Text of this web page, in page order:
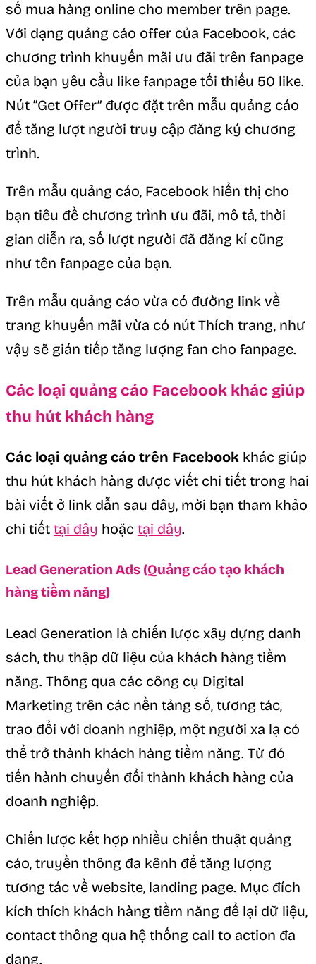
số mua hàng online cho member trên page.
Với dạng quảng cáo offer của Facebook, các
chương trình khuyến mãi ưu đãi trên fanpage
của bạn yêu cầu like fanpage tối thiểu 50 like.
Nút “Get Offer” được đặt trên mẫu quảng cáo
để tăng lượt người truy cập đăng ký chương
trình.
Trên mẫu quảng cáo, Facebook hiển thị cho
bạn tiêu đề chương trình ưu đãi, mô tả, thời
gian diễn ra, số lượt người đã đăng kí cũng
như tên fanpage của bạn.
Trên mẫu quảng cáo vừa có đường link về
trang khuyến mãi vừa có nút Thích trang, như
vậy sẽ gián tiếp tăng lượng fan cho fanpage.
Các loại quảng cáo Facebook khác giúp
thu hút khách hàng
Các loại quảng cáo trên Facebook khác giúp
thu hút khách hàng được viết chi tiết trong hai
bài viết ở link dẫn sau đây, mời bạn tham khảo
chi tiết tại đây hoặc tại đây.
Lead Generation Ads (Quảng cáo tạo khách
hàng tiềm năng)
Lead Generation là chiến lược xây dựng danh
sách, thu thập dữ liệu của khách hàng tiềm
năng. Thông qua các công cụ Digital
Marketing trên các nền tảng số, tương tác,
trao đổi với doanh nghiệp, một người xa lạ có
thể trở thành khách hàng tiềm năng. Từ đó
tiến hành chuyển đổi thành khách hàng của
doanh nghiệp.
Chiến lược kết hợp nhiều chiến thuật quảng
cáo, truyền thông đa kênh để tăng lượng
tương tác về website, landing page. Mục đích
kích thích khách hàng tiềm năng để lại dữ liệu,
contact thông qua hệ thống call to action đa
dạng.